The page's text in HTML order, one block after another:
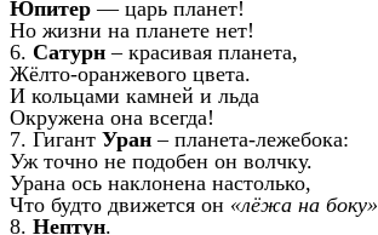
Юпитер — царь планет!
Но жизни на планете нет!
6. Сатурн – красивая планета,
Жёлто-оранжевого цвета.
И кольцами камней и льда
Окружена она всегда!
7. Гигант Уран – планета-лежебока:
Уж точно не подобен он волчку.
Урана ось наклонена настолько,
Что будто движется он «лёжа на боку»
8. Нептун.